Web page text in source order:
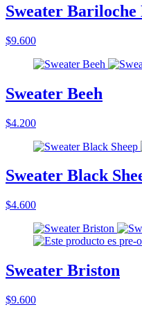
Sweater Bariloche
$9.600
Sweater Beeh
$4.200
Sweater Black
$4.600
Sweater Briston
$9.600